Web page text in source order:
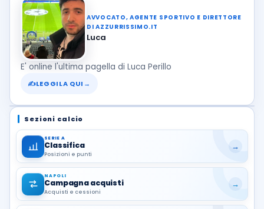
AVVOCATO, AGENTE SPORTIVO E DIRETTORE
DI AZZURRISSIMO.IT
Luca
E' online l'ultima pagella di Luca Perillo
✍LEGGILA QUI →
Sezioni calcio
SERIE A
Classifica
Posizioni e punti
→
NAPOLI
Campagna acquisti
Acquisti e cessioni
→